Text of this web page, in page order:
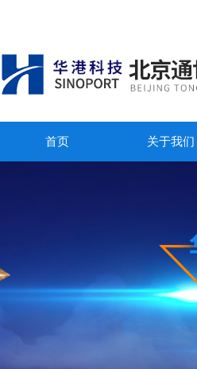
首页 关于我们